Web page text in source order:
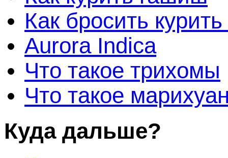
Как бросить
Aurora Indica
Что такое трихомы
Что такое
Куда дальше?